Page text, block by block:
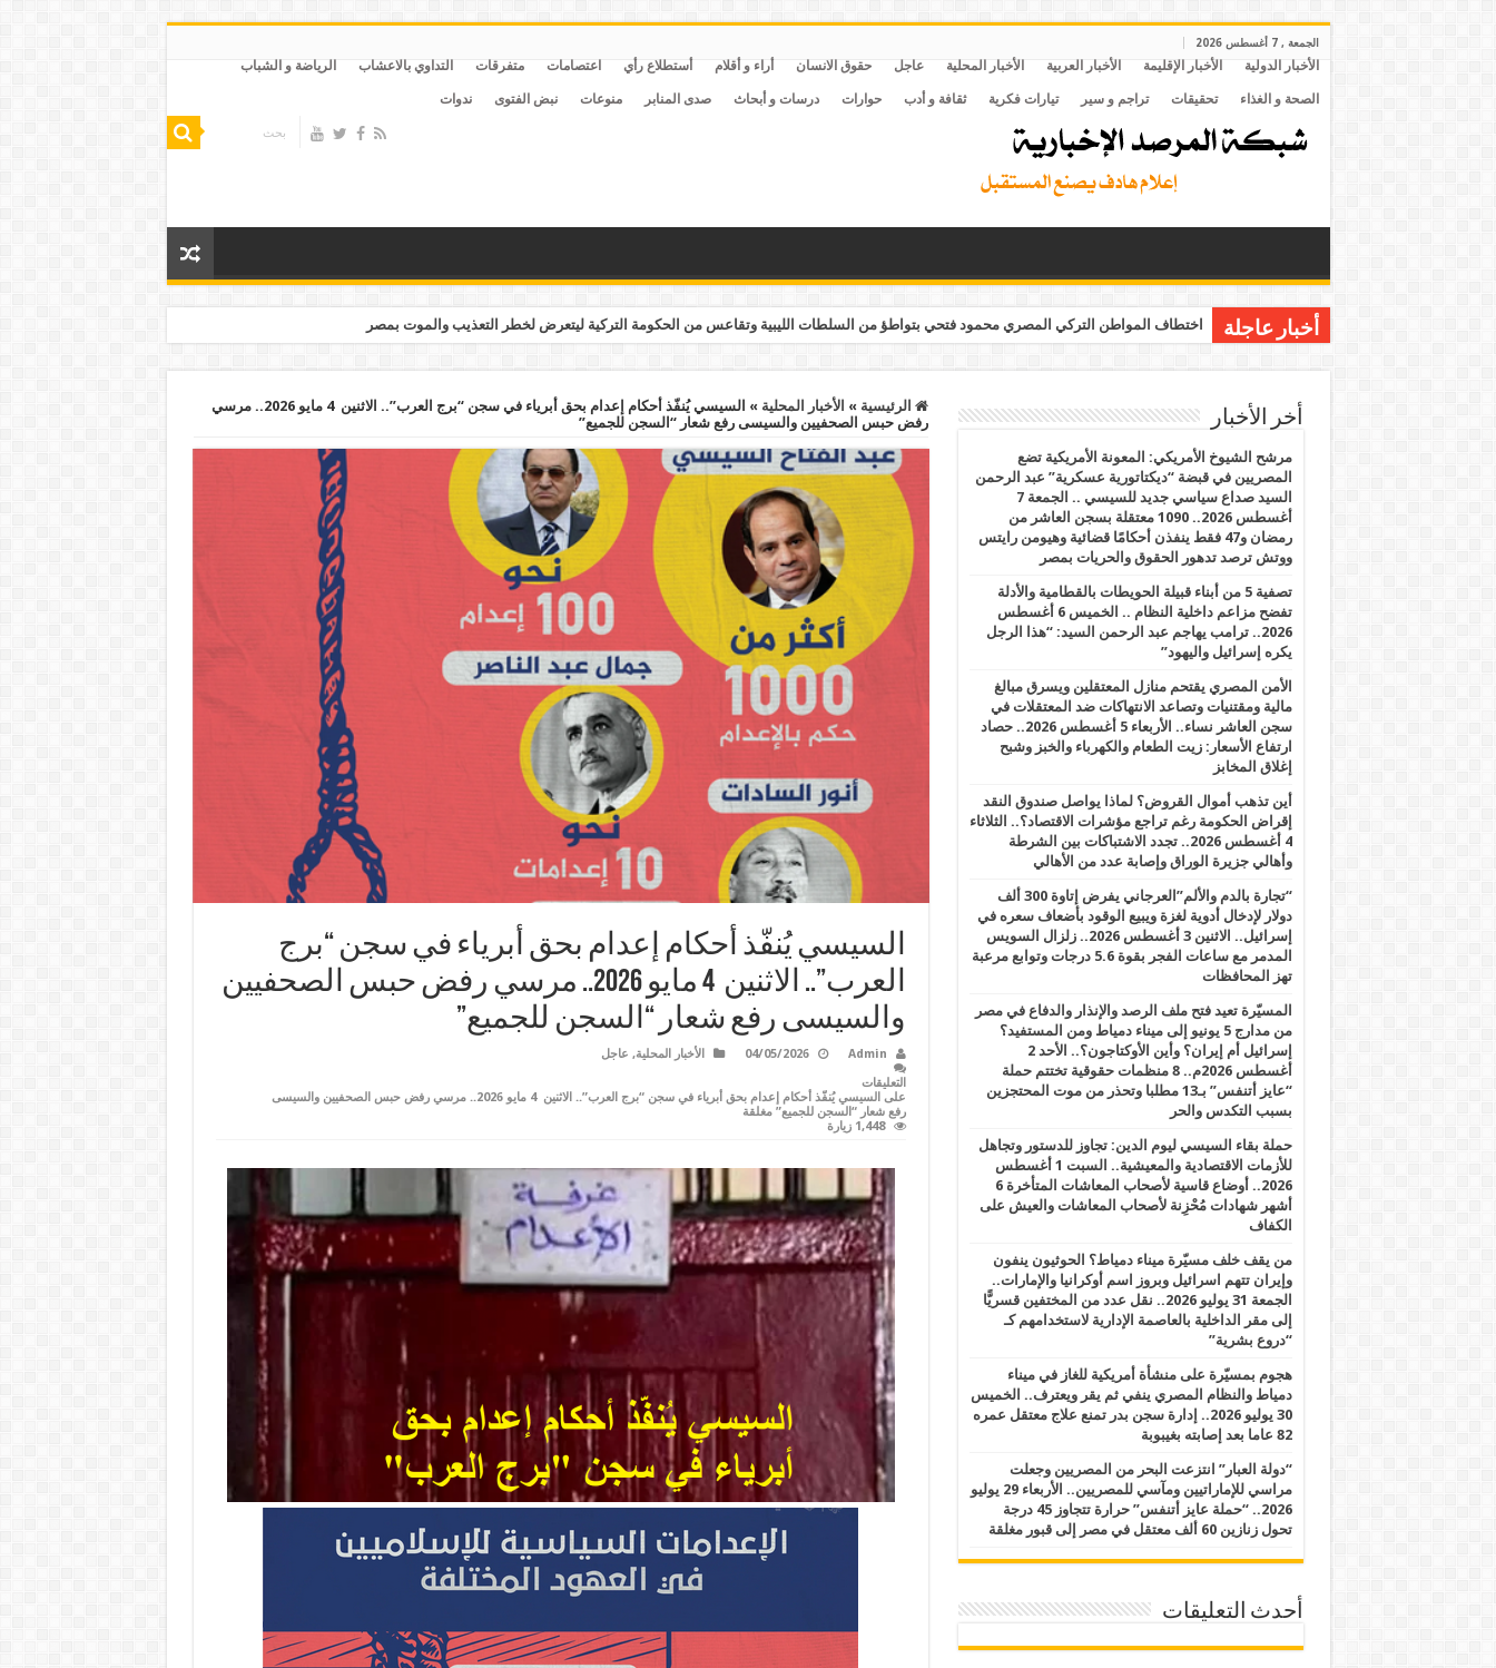
الجمعة , 7 أغسطس 2026
الأخبار الدولية الأخبار الإقليمة الأخبار العربية الأخبار المحلية عاجل حقوق الانسان أراء و أقلام أستطلاع رأي اعتصامات متفرقات التداوي بالاعشاب الرياضة و الشباب
الصحة و الغذاء تحقيقات تراجم و سير تيارات فكرية ثقافة و أدب حوارات درسات و أبحاث صدى المنابر منوعات نبض الفتوى ندوات
أخبار عاجلة اختطاف المواطن التركي المصري محمود فتحي بتواطؤ من السلطات الليبية وتقاعس من الحكومة التركية ليتعرض لخطر التعذيب والموت بمصر
الرئيسية » الأخبار المحلية »
السيسي يُنفّذ أحكام إعدام بحق أبرياء في سجن “برج العرب”.. الاثنين 4 مايو 2026.. مرسي
رفض حبس الصحفيين والسيسى رفع شعار “السجن للجميع”
السيسي يُنفّذ أحكام إعدام بحق أبرياء في سجن “برج
العرب”.. الاثنين 4 مايو 2026.. مرسي رفض حبس الصحفيين
والسيسى رفع شعار “السجن للجميع”
Admin
04/05/2026 الأخبار المحلية, عاجل
التعليقات
على السيسي يُنفّذ أحكام إعدام بحق أبرياء في سجن “برج العرب”.. الاثنين 4 مايو 2026.. مرسي رفض حبس الصحفيين والسيسى
رفع شعار “السجن للجميع” مغلقة
1,448 زيارة
أخر الأخبار
مرشح الشيوخ الأمريكي: المعونة الأمريكية تضع
المصريين في قبضة “ديكتاتورية عسكرية” عبد الرحمن
السيد صداع سياسي جديد للسيسي .. الجمعة 7
أغسطس 2026.. 1090 معتقلة بسجن العاشر من
رمضان و47 فقط ينفذن أحكامًا قضائية وهيومن رايتس
ووتش ترصد تدهور الحقوق والحريات بمصر
تصفية 5 من أبناء قبيلة الحويطات بالقطامية والأدلة
تفضح مزاعم داخلية النظام .. الخميس 6 أغسطس
2026.. ترامب يهاجم عبد الرحمن السيد: “هذا الرجل
يكره إسرائيل واليهود”
الأمن المصري يقتحم منازل المعتقلين ويسرق مبالغ
مالية ومقتنيات وتصاعد الانتهاكات ضد المعتقلات في
سجن العاشر نساء.. الأربعاء 5 أغسطس 2026.. حصاد
ارتفاع الأسعار: زيت الطعام والكهرباء والخبز وشبح
إغلاق المخابز
أين تذهب أموال القروض؟ لماذا يواصل صندوق النقد
إقراض الحكومة رغم تراجع مؤشرات الاقتصاد؟.. الثلاثاء
4 أغسطس 2026.. تجدد الاشتباكات بين الشرطة
وأهالي جزيرة الوراق وإصابة عدد من الأهالي
“تجارة بالدم والألم”العرجاني يفرض إتاوة 300 ألف
دولار لإدخال أدوية لغزة ويبيع الوقود بأضعاف سعره في
إسرائيل.. الاثنين 3 أغسطس 2026.. زلزال السويس
المدمر مع ساعات الفجر بقوة 5.6 درجات وتوابع مرعبة
تهز المحافظات
المسيّرة تعيد فتح ملف الرصد والإنذار والدفاع في مصر
من مدارج 5 يونيو إلى ميناء دمياط ومن المستفيد؟
إسرائيل أم إيران؟ وأين الأوكتاجون؟.. الأحد 2
أغسطس 2026م.. 8 منظمات حقوقية تختتم حملة
“عايز أتنفس” بـ13 مطلبا وتحذر من موت المحتجزين
بسبب التكدس والحر
حملة بقاء السيسي ليوم الدين: تجاوز للدستور وتجاهل
للأزمات الاقتصادية والمعيشية.. السبت 1 أغسطس
2026.. أوضاع قاسية لأصحاب المعاشات المتأخرة 6
أشهر شهادات مُحْزِنة لأصحاب المعاشات والعيش على
الكفاف
من يقف خلف مسيّرة ميناء دمياط؟ الحوثيون ينفون
وإيران تتهم اسرائيل وبروز اسم أوكرانيا والإمارات..
الجمعة 31 يوليو 2026.. نقل عدد من المختفين قسريًّا
إلى مقر الداخلية بالعاصمة الإدارية لاستخدامهم كـ
“دروع بشرية”
هجوم بمسيّرة على منشأة أمريكية للغاز في ميناء
دمياط والنظام المصري ينفي ثم يقر ويعترف.. الخميس
30 يوليو 2026.. إدارة سجن بدر تمنع علاج معتقل عمره
82 عاما بعد إصابته بغيبوبة
“دولة العبار” انتزعت البحر من المصريين وجعلت
مراسي للإماراتيين ومآسي للمصريين.. الأربعاء 29 يوليو
2026.. “حملة عايز أتنفس” حرارة تتجاوز 45 درجة
تحول زنازين 60 ألف معتقل في مصر إلى قبور مغلقة
أحدث التعليقات